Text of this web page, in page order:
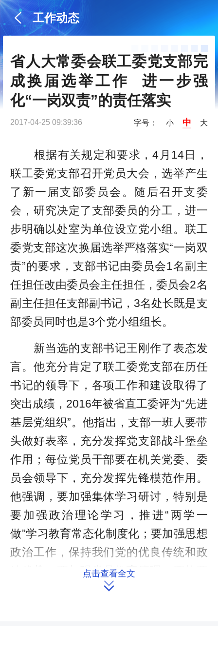
工作动态
省人大常委会联工委党支部完
成换届选举工作  进一步强
化“一岗双责”的责任落实
2017-04-25 09:39:36 字号： 小 中 大
根据有关规定和要求，4月14日，
联工委党支部召开党员大会，选举产生
了新一届支部委员会。随后召开支委
会，研究决定了支部委员的分工，进一
步明确以处室为单位设立党小组。联工
委党支部这次换届选举严格落实“一岗双
责”的要求，支部书记由委员会1名副主
任担任改由委员会主任担任，委员会2名
副主任担任支部副书记，3名处长既是支
部委员同时也是3个党小组组长。
新当选的支部书记王刚作了表态发
言。他充分肯定了联工委党支部在历任
书记的领导下，各项工作和建设取得了
突出成绩，2016年被省直工委评为“先进
基层党组织”。他指出，支部一班人要带
头做好表率，充分发挥党支部战斗堡垒
作用；每位党员干部要在机关党委、委
员会领导下，充分发挥先锋模范作用。
他强调，要加强集体学习研讨，特别是
要加强政治理论学习，推进“两学一
做”学习教育常态化制度化；要加强思想
政治工作，保持我们党的优良传统和政
治优势；要加强党员教育管理，严格要
求，防止苗头性问题出现和漫延。他希
点击查看全文
